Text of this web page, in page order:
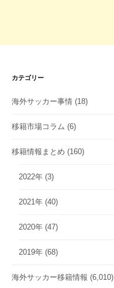
カテゴリー
海外サッカー事情 (18)
移籍市場コラム (6)
移籍情報まとめ (160)
2022年 (3)
2021年 (40)
2020年 (47)
2019年 (68)
海外サッカー移籍情報 (6,010)